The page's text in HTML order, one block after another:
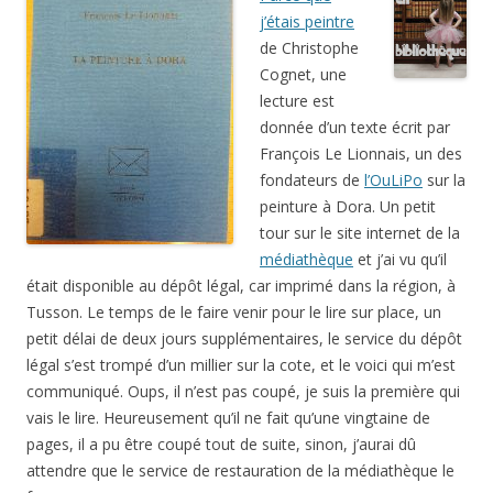
j’étais peintre
de Christophe
Cognet, une
lecture est
donnée d’un texte écrit par
François Le Lionnais, un des
fondateurs de l’OuLiPo sur la
peinture à Dora. Un petit
tour sur le site internet de la
médiathèque et j’ai vu qu’il
était disponible au dépôt légal, car imprimé dans la région, à
Tusson. Le temps de le faire venir pour le lire sur place, un
petit délai de deux jours supplémentaires, le service du dépôt
légal s’est trompé d’un millier sur la cote, et le voici qui m’est
communiqué. Oups, il n’est pas coupé, je suis la première qui
vais le lire. Heureusement qu’il ne fait qu’une vingtaine de
pages, il a pu être coupé tout de suite, sinon, j’aurai dû
attendre que le service de restauration de la médiathèque le